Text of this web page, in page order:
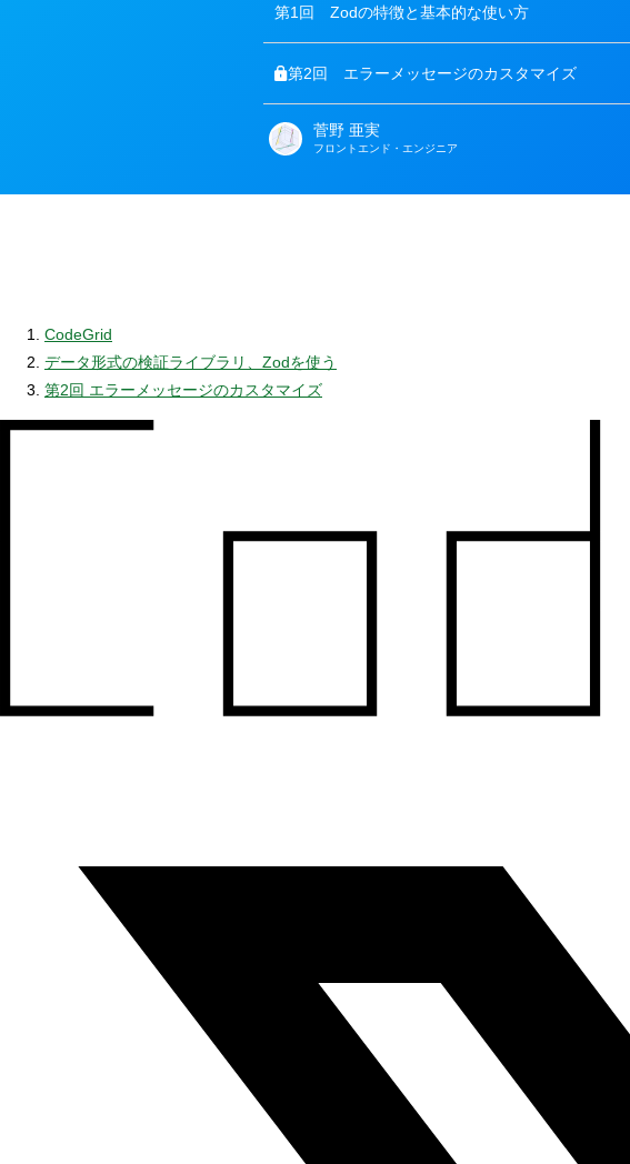
第1回 Zodの特徴と基本的な使い方
第2回 エラーメッセージのカスタマイズ
著
菅野 亜実
フロントエンド・エンジニア
CodeGrid
データ形式の検証ライブラリ、Zodを使う
第2回 エラーメッセージのカスタマイズ